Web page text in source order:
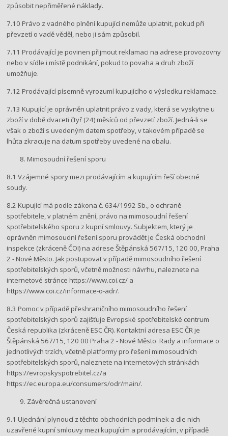
způsobit nepřiměřené náklady.
7.10 Právo z vadného plnění kupující nemůže uplatnit, pokud při
převzetí o vadě věděl, nebo ji sám způsobil.
7.11 Prodávající je povinen přijmout reklamaci na adrese provozovny
nebo v sídle i místě podnikání, pokud to povaha a druh zboží
umožňuje.
7.12 Prodávající písemně vyrozumí kupujícího o výsledku reklamace.
7.13 Kupující je oprávněn uplatnit právo z vady, která se vyskytne u
zboží v době dvaceti čtyř (24) měsíců od převzetí zboží. Jedná-li se
však o zboží s uvedeným datem spotřeby, v takovém případě se
lhůta zkracuje na datum spotřeby uvedené na obalu.
Mimosoudní řešení sporu
8.1 Vzájemné spory mezi prodávajícím a kupujícím řeší obecné
soudy.
8.2 Kupující má podle zákona č. 634/1992 Sb., o ochraně
spotřebitele, v platném znění, právo na mimosoudní řešení
spotřebitelského sporu z kupní smlouvy. Subjektem, který je
oprávněn mimosoudní řešení sporu provádět je Česká obchodní
inspekce (zkráceně ČOI) na adrese Štěpánská 567/15, 120 00, Praha
2 - Nové Město. Jak postupovat v případě mimosoudního řešení
spotřebitelských sporů, včetně možnosti návrhu, naleznete na
internetové stránce ​https://www.coi.cz/​ a
https://www.coi.cz/informace-o-adr/​.
8.3 Pomoc v případě přeshraničního mimosoudního řešení
spotřebitelských sporů zajišťuje Evropské spotřebitelské centrum
Česká republika (zkráceně ESC ČR). Kontaktní adresa ESC ČR je
Štěpánská 567/15, 120 00 Praha 2 - Nové Město. Rady a informace o
jednotlivých trzích, včetně platformy pro řešení mimosoudních
spotřebitelských sporů, naleznete na internetových stránkách
https://evropskyspotrebitel.cz/​a​
https://ec.europa.eu/consumers/odr/main/​.
Závěrečná ustanovení
9.1 Ujednání plynoucí z těchto obchodních podmínek a dle nich
uzavřené kupní smlouvy mezi kupujícím a prodávajícím, v případě